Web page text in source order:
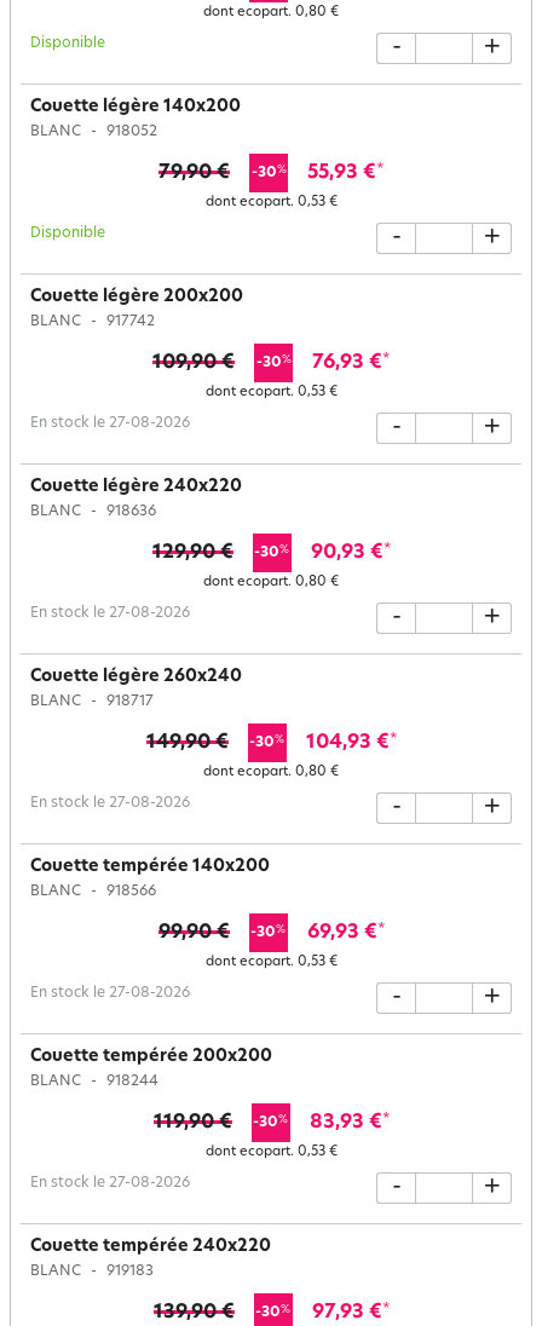
dont ecopart. 0,80 €
Disponible - +
Couette légère 140x200
BLANC 918052
79,90 € -30% 55,93 €*
dont ecopart. 0,53 €
Disponible - +
Couette légère 200x200
BLANC 917742
109,90 € -30% 76,93 €*
dont ecopart. 0,53 €
En stock le 27-08-2026 - +
Couette légère 240x220
BLANC 918636
129,90 € -30% 90,93 €*
dont ecopart. 0,80 €
En stock le 27-08-2026 - +
Couette légère 260x240
BLANC 918717
149,90 € -30% 104,93 €*
dont ecopart. 0,80 €
En stock le 27-08-2026 - +
Couette tempérée 140x200
BLANC 918566
99,90 € -30% 69,93 €*
dont ecopart. 0,53 €
En stock le 27-08-2026 - +
Couette tempérée 200x200
BLANC 918244
119,90 € -30% 83,93 €*
dont ecopart. 0,53 €
En stock le 27-08-2026 - +
Couette tempérée 240x220
BLANC 919183
139,90 € -30% 97,93 €*